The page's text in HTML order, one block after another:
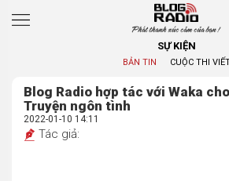
Phát thanh xúc cảm của bạn !
SỰ KIỆN
BẢN TIN CUỘC THI
Blog Radio hợp tác với Waka
Truyện ngôn tình
2022-01-10 14:11
Tác giả: